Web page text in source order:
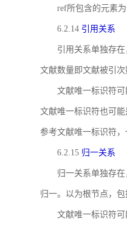
ref所包含的元素
6.2.14 引用关系
引用关系单独存
文献数量即文献被引
文献唯一标识符
文献唯一标识符也可
参考文献唯一标识符
6.2.15 归一关系
归一关系单独存
归一。以为根节点，
文献唯一标识符